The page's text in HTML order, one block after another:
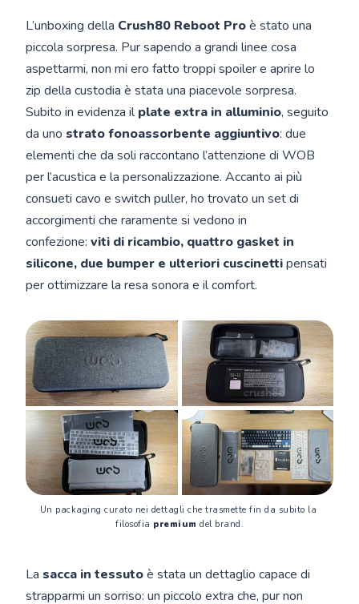
L’unboxing della Crush80 Reboot Proè stato una
piccola sorpresa. Pur sapendo a grandi linee cosa
aspettarmi, non mi ero fatto troppi spoiler e aprire lo
zip della custodia è stata una piacevole sorpresa.
Subito in evidenza ilplate extra in alluminio, seguito
da uno strato fonoassorbente aggiuntivo: due
elementi che da soli raccontano l’attenzione di WOB
per l’acustica e la personalizzazione. Accanto ai più
consueti cavo e switch puller, ho trovato un set di
accorgimenti che raramente si vedono in
confezione:viti di ricambio, quattro gasket in
silicone, due bumper e ulteriori cuscinettipensati
per ottimizzare la resa sonora e il comfort.
Un packaging curato nei dettagli che trasmette fin da subito la
filosofia premium del brand.
La sacca in tessutoè stata un dettaglio capace di
strapparmi un sorriso: un piccolo extra che, pur non